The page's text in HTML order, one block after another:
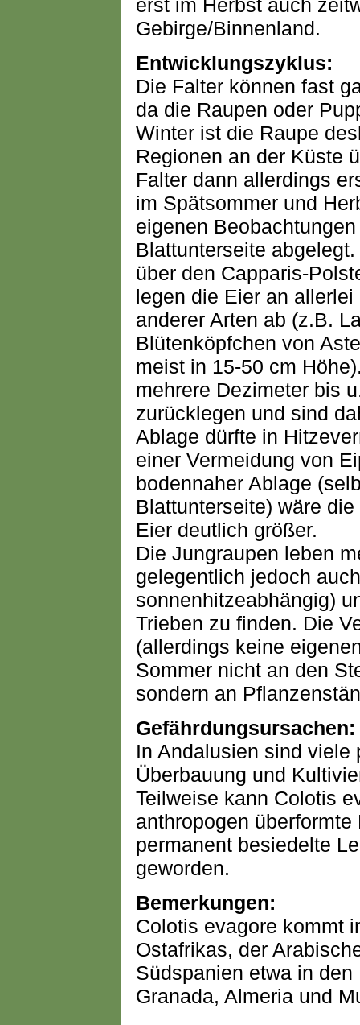
erst im Herbst auch
Gebirge/Binnenland.
Entwicklungszyklus:
Die Falter können fast
da die Raupen oder
Winter ist die Raupe
Regionen an der Küste
Falter dann allerdings
im Spätsommer und
eigenen
Blattunterseite
über den Capparis-
legen die Eier an
anderer Arten ab (z.B.
Blütenköpfchen von
meist in 15-50 cm
mehrere Dezimeter bis
zurücklegen und sind
Ablage dürfte in
einer Vermeidung von
bodennaher Ablage
Blattunterseite) wäre
Eier deutlich größer.
Die Jungraupen leben
gelegentlich jedoch
sonnenhitzeabhängig)
Trieben zu finden. Die
(allerdings keine
Sommer nicht an den
sondern an
Gefährdungsursachen:
In Andalusien sind viele
Überbauung und
Teilweise kann Colotis
anthropogen
permanent besiedelte
geworden.
Bemerkungen:
Colotis evagore kommt
Ostafrikas, der
Südspanien etwa in
Granada, Almeria und